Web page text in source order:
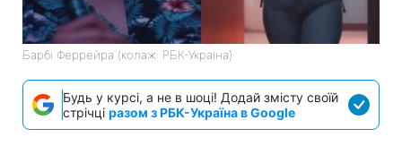
Барбі Феррейра (колаж: РБК-Україна)
Будь у курсі, а не в шоці! Додай змісту своїй
стрічці разом з РБК-Україна в Google